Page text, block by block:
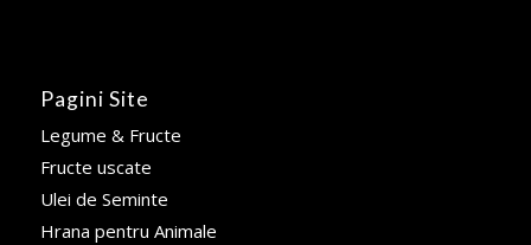
Pagini Site
Legume & Fructe
Fructe uscate
Ulei de Seminte
Hrana pentru Animale